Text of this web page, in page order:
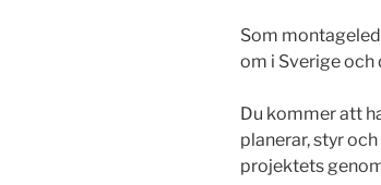
Som
om i Sverige
Du kommer att
planerar, styr
projektets